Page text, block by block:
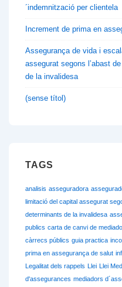
´indemnització per clientela
Increment de prima en
Assegurança de vida i
assegurat segons l’abast
de la invalidesa
(sense títol)
TAGS
analisis asseguradora
limitació del capital assegurat
determinants de la invalidesa
publics carta de canvi de
càrrecs públics guia practica
prima en assegurança de salut
Legalitat dels rappels Llei Llei
d'assegurances mediadors